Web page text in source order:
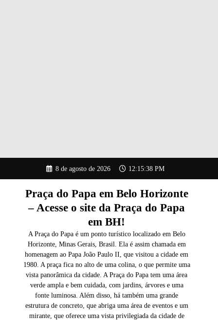
o
8 de agosto de 2026 12:15:39 PM
Praça do Papa em Belo Horizonte
– Acesse o site da Praça do Papa
em BH!
A Praça do Papa é um ponto turístico localizado em Belo
Horizonte, Minas Gerais, Brasil. Ela é assim chamada em
homenagem ao Papa João Paulo II, que visitou a cidade em
1980. A praça fica no alto de uma colina, o que permite uma
vista panorâmica da cidade. A Praça do Papa tem uma área
verde ampla e bem cuidada, com jardins, árvores e uma
fonte luminosa. Além disso, há também uma grande
estrutura de concreto, que abriga uma área de eventos e um
mirante, que oferece uma vista privilegiada da cidade de